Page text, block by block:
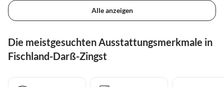
Alle anzeigen
Die meistgesuchten Ausstattungsmerkmale in
Fischland-Darß-Zingst